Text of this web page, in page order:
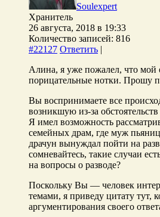
Soulexpert
Хранитель
26 августа, 2018 в 19:33
Количество записей: 816
#22127 Ответить |
Алина, я уже пожалел, что мой
порицательные нотки. Прошу
Вы воспринимаете все
возникшую из-за
Я имел возможность
семейных драм, где муж
драчун вынуждал пойти на
сомневайтесь, такие случаи
на вопросы о разводе?
Поскольку Вы — человек
темами, я приведу цитату тут,
аргументирования своего